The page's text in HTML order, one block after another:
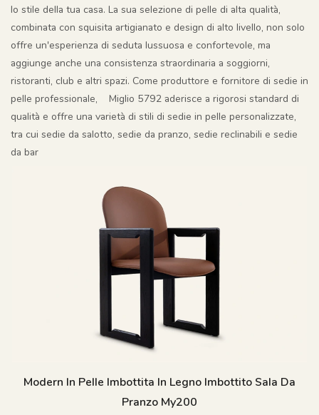
lo stile della tua casa. La sua selezione di pelle di alta qualità,
combinata con squisita artigianato e design di alto livello, non solo
offre un'esperienza di seduta lussuosa e confortevole, ma
aggiunge anche una consistenza straordinaria a soggiorni,
ristoranti, club e altri spazi. Come produttore e fornitore di sedie in
pelle professionale, Miglio 5792 aderisce a rigorosi standard di
qualità e offre una varietà di stili di sedie in pelle personalizzate,
tra cui sedie da salotto, sedie da pranzo, sedie reclinabili e sedie
da bar
Modern In Pelle Imbottita In Legno Imbottito Sala Da
Pranzo My200